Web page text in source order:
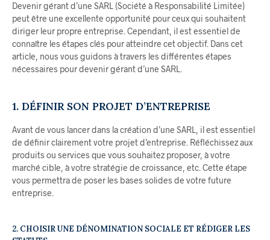
Devenir gérant d’une SARL (Société à Responsabilité Limitée)
peut être une excellente opportunité pour ceux qui souhaitent
diriger leur propre entreprise. Cependant, il est essentiel de
connaître les étapes clés pour atteindre cet objectif. Dans cet
article, nous vous guidons à travers les différentes étapes
nécessaires pour devenir gérant d’une SARL.
1. DÉFINIR SON PROJET D’ENTREPRISE
Avant de vous lancer dans la création d’une SARL, il est essentiel
de définir clairement votre projet d’entreprise. Réfléchissez aux
produits ou services que vous souhaitez proposer, à votre
marché cible, à votre stratégie de croissance, etc. Cette étape
vous permettra de poser les bases solides de votre future
entreprise.
2. CHOISIR UNE DÉNOMINATION SOCIALE ET RÉDIGER LES